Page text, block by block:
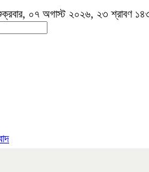
০৭ অগাস্ট ২০২৬, ২৩ শ্রাবণ ১৪৩৩